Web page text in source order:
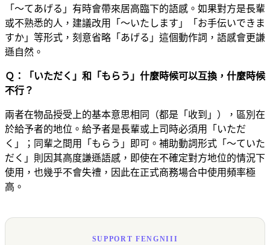
「～てあげる」有時會帶來居高臨下的語感。如果對方是長輩
或不熟悉的人，建議改用「～いたします」「お手伝いできま
すか」等形式，刻意省略「あげる」這個動作詞，語感會更謙
遜自然。
Ｑ：「いただく」和「もらう」什麼時候可以互換，什麼時候
不行？
兩者在物品授受上的基本意思相同（都是「收到」），區別在
於給予者的地位。給予者是長輩或上司時必須用「いただ
く」；同輩之間用「もらう」即可。補助動詞形式「～ていた
だく」則因其高度謙遜語感，即使在不確定對方地位的情況下
使用，也幾乎不會失禮，因此在正式商務場合中使用頻率極
高。
SUPPORT FENGNIII